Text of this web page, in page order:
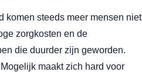
komen steeds meer mensen niet
zorgkosten en de
die duurder zijn geworden.
maakt zich hard voor